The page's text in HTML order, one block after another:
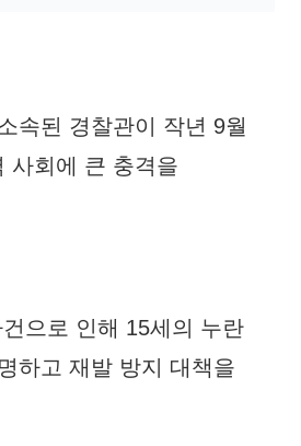
속된 경찰관이 작년 9월
사회에 큰 충격을
으로 인해 15세의 누란
하고 재발 방지 대책을